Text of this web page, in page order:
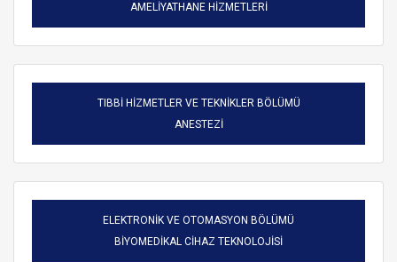
AMELİYATHANE HİZMETLERİ
TIBBİ HİZMETLER VE TEKNİKLER BÖLÜMÜ
ANESTEZİ
ELEKTRONİK VE OTOMASYON BÖLÜMÜ
BİYOMEDİKAL CİHAZ TEKNOLOJİSİ